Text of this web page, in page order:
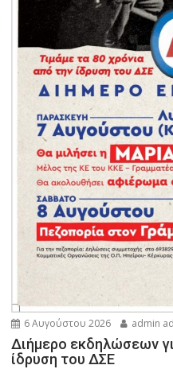
6 Αυγούστου 2026 admin
Διήμερο εκδηλώσεων
ίδρυση του ΔΣΕ